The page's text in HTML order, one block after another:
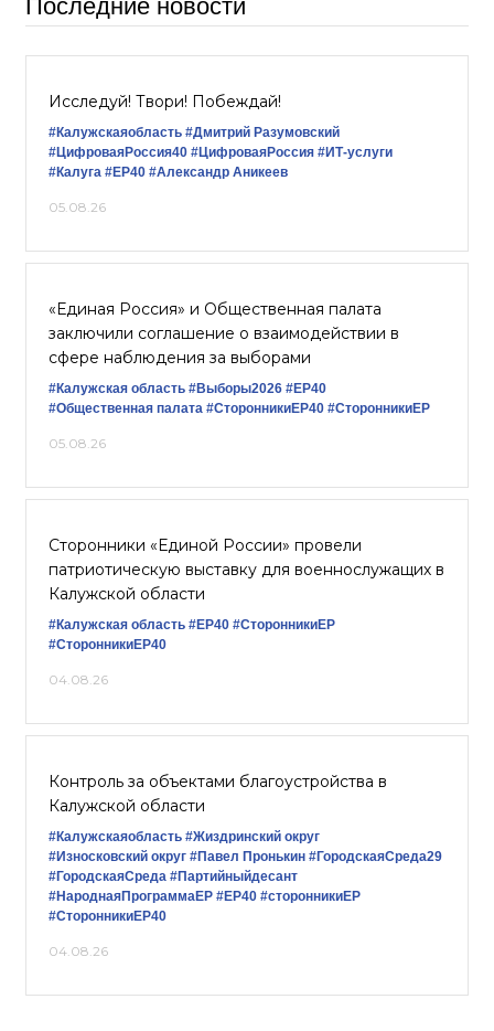
Последние новости
Исследуй! Твори! Побеждай!
#Калужскаяобласть #Дмитрий Разумовский
#ЦифроваяРоссия40 #ЦифроваяРоссия #ИТ-услуги
#Калуга #ЕР40 #Александр Аникеев
05.08.26
«Единая Россия» и Общественная палата
заключили соглашение о взаимодействии в
сфере наблюдения за выборами
#Калужская область #Выборы2026 #ЕР40
#Общественная палата #СторонникиЕР40 #СторонникиЕР
05.08.26
Сторонники «Единой России» провели
патриотическую выставку для военнослужащих в
Калужской области
#Калужская область #ЕР40 #СторонникиЕР
#СторонникиЕР40
04.08.26
Контроль за объектами благоустройства в
Калужской области
#Калужскаяобласть #Жиздринский округ
#Износковский округ #Павел Пронькин #ГородскаяСреда29
#ГородскаяСреда #Партийныйдесант
#НароднаяПрограммаЕР #ЕР40 #сторонникиЕР
#СторонникиЕР40
04.08.26